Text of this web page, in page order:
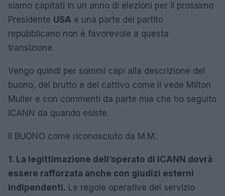
siamo capitati in un anno di elezioni per il prossimo
Presidente USA e una parte del partito
repubblicano non è favorevole a questa
transizione.
Vengo quindi per sommi capi alla descrizione del
buono, del brutto e del cattivo come li vede Milton
Muller e con commenti da parte mia che ho seguito
ICANN da quando esiste.
Il BUONO come riconosciuto da M.M.
1. La legittimazione dell’operato di ICANN dovrà
essere rafforzata anche con giudizi esterni
indipendenti. Le regole operative del servizio